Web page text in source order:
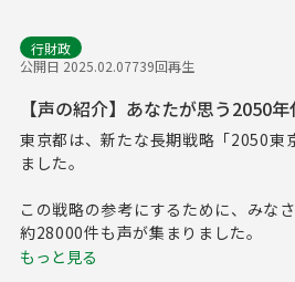
行財政
公開日 2025.02.07739回再生
【声の紹介】あなたが思う2050
東京都は、新たな長期戦略「2050東
ました。
この戦略の参考にするために、みな
約28000件も声が集まりました。
もっと見る